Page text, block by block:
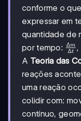
conforme o
expressar em
quantidade de
por tempo:
t}
Δt
Δm ,
A Teoria das
reações
uma reação
colidir com:
contínuo,